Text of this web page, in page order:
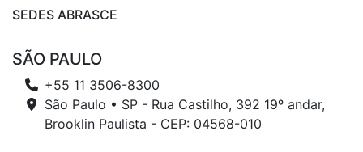
SEDES ABRASCE
SÃO PAULO
+55 11 3506-8300
São Paulo • SP - Rua Castilho, 392 19º andar,
Brooklin Paulista - CEP: 04568-010